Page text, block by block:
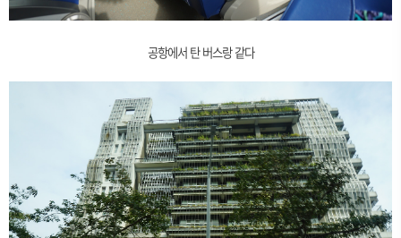
공항에서 탄 버스랑 같다